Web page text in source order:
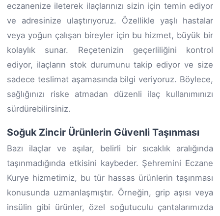
eczanenize ileterek ilaçlarınızı sizin için temin ediyor
ve adresinize ulaştırıyoruz. Özellikle yaşlı hastalar
veya yoğun çalışan bireyler için bu hizmet, büyük bir
kolaylık sunar. Reçetenizin geçerliliğini kontrol
ediyor, ilaçların stok durumunu takip ediyor ve size
sadece teslimat aşamasında bilgi veriyoruz. Böylece,
sağlığınızı riske atmadan düzenli ilaç kullanımınızı
sürdürebilirsiniz.
Soğuk Zincir Ürünlerin Güvenli Taşınması
Bazı ilaçlar ve aşılar, belirli bir sıcaklık aralığında
taşınmadığında etkisini kaybeder. Şehremini Eczane
Kurye hizmetimiz, bu tür hassas ürünlerin taşınması
konusunda uzmanlaşmıştır. Örneğin, grip aşısı veya
insülin gibi ürünler, özel soğutuculu çantalarımızda